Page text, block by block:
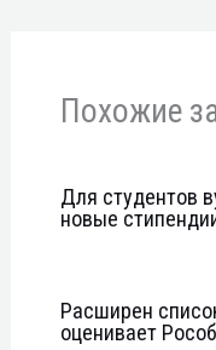
Похожие
Для студентов
новые
Расширен
оценивает